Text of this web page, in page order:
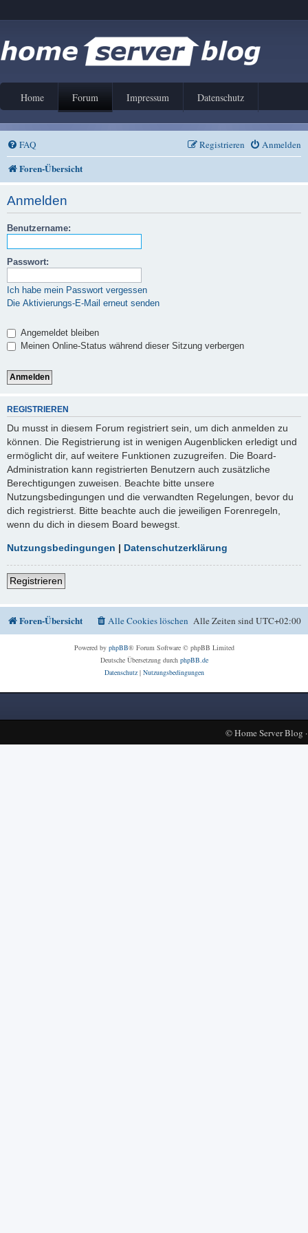
Home Forum Impressum Datenschutz
FAQ Anmelden
Registrieren
Foren-Übersicht
Anmelden
Benutzername:
Passwort:
Ich habe mein Passwort vergessen
Die Aktivierungs-E-Mail erneut senden
Angemeldet bleiben
Meinen Online-Status während dieser Sitzung verbergen
REGISTRIEREN
Du musst in diesem Forum registriert sein, um dich anmelden zu
können. Die Registrierung ist in wenigen Augenblicken erledigt und
ermöglicht dir, auf weitere Funktionen zuzugreifen. Die Board-
Administration kann registrierten Benutzern auch zusätzliche
Berechtigungen zuweisen. Beachte bitte unsere
Nutzungsbedingungen und die verwandten Regelungen, bevor du
dich registrierst. Bitte beachte auch die jeweiligen Forenregeln,
wenn du dich in diesem Board bewegst.
Nutzungsbedingungen | Datenschutzerklärung
Registrieren
Foren-Übersicht Alle Zeiten sindUTC+02:00
Alle Cookies löschen
Powered by phpBB® Forum Software © phpBB Limited
Deutsche Übersetzung durch phpBB.de
Datenschutz| Nutzungsbedingungen
©Home Server Blog